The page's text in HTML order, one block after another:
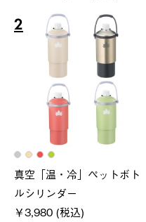
2
真空「温・冷」ペットボト
ルシリンダー
￥3,980 (税込)